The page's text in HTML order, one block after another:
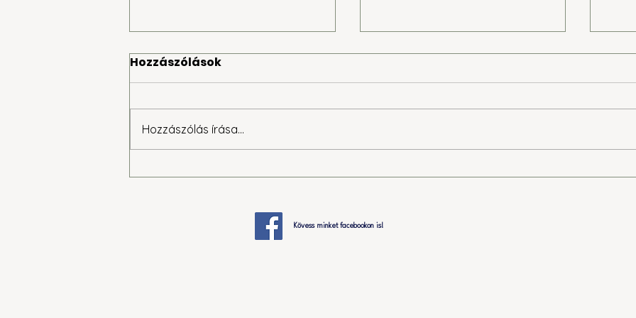
Ilyen volt az ötödik 24
kihívás Marcaliban
III.
Hozzászólások
Hozzászólás írása...
Kövess minket facebookon is!